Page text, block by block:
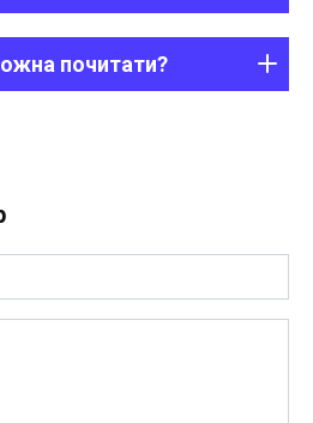
почитати?